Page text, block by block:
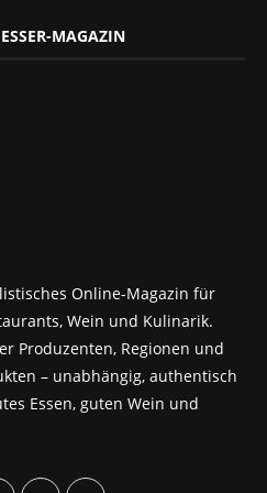
MAGAZIN
Online-Magazin für
Wein und Kulinarik.
Produzenten, Regionen und
– unabhängig, authentisch
Essen, guten Wein und